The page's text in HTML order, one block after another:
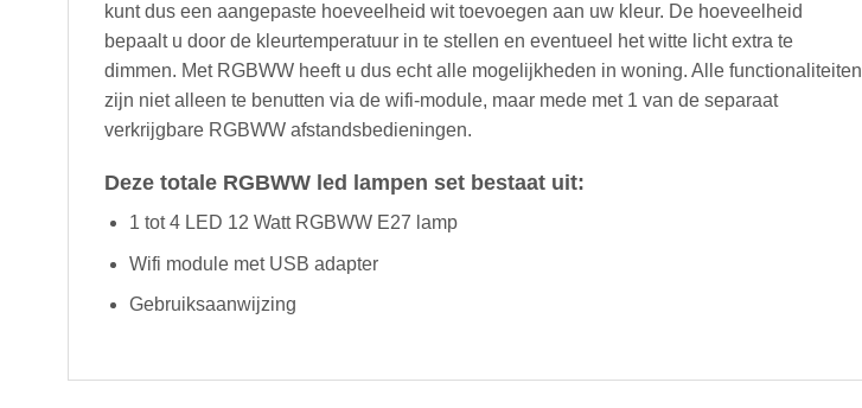
kunt dus een aangepaste hoeveelheid wit toevoegen aan uw kleur. De hoeveelheid
bepaalt u door de kleurtemperatuur in te stellen en eventueel het witte licht extra te
dimmen. Met RGBWW heeft u dus echt alle mogelijkheden in woning. Alle functionaliteiten
zijn niet alleen te benutten via de wifi-module, maar mede met 1 van de separaat
verkrijgbare RGBWW afstandsbedieningen.
Deze totale RGBWW led lampen set bestaat uit:
1 tot 4 LED 12 Watt RGBWW E27 lamp
Wifi module met USB adapter
Gebruiksaanwijzing